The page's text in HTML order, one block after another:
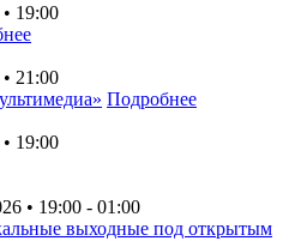
19:00
21:00
Подробнее
19:00
• 19:00 - 01:00
выходные под открытым